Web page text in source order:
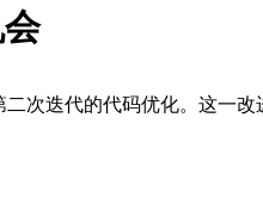
次迭代的代码优化。这一